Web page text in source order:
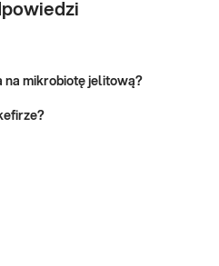
na mikrobiotę jelitową?